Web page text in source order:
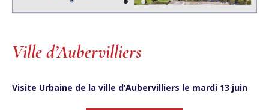
Ville d’Aubervilliers
Visite Urbaine de la ville d’Aubervilliers le mardi 13 juin